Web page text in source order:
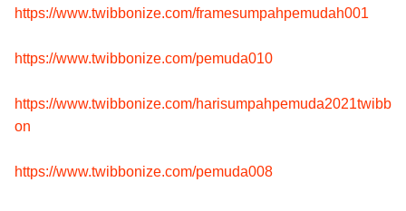
https://www.twibbonize.com/framesumpahpemudah001
https://www.twibbonize.com/pemuda010
https://www.twibbonize.com/harisumpahpemuda2021twibb
on
https://www.twibbonize.com/pemuda008